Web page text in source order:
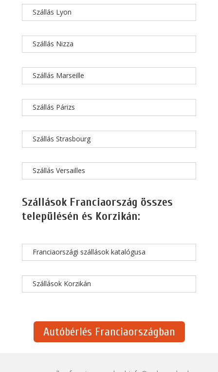
Szállás Lyon
Szállás Nizza
Szállás Marseille
Szállás Párizs
Szállás Strasbourg
Szállás Versailles
Szállások Franciaország összes
településén és Korzikán:
Franciaországi szállások katalógusa
Szállások Korzikán
Autóbérlés Franciaországban